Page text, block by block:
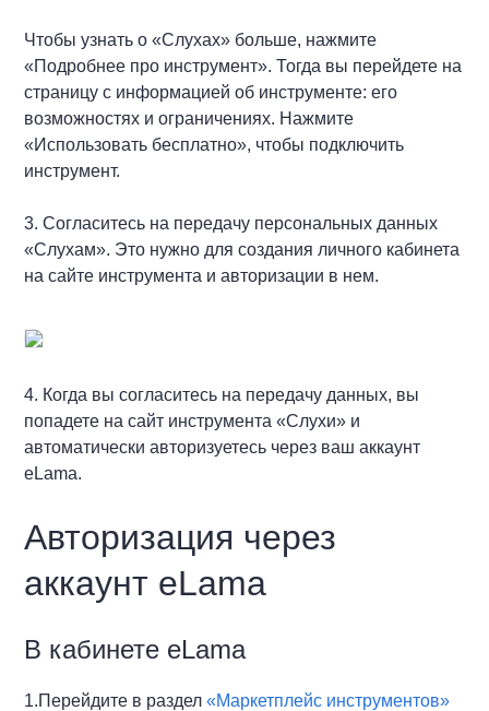
Чтобы узнать о «Слухах» больше, нажмите
«Подробнее про инструмент». Тогда вы перейдете на
страницу с информацией об инструменте: его
возможностях и ограничениях. Нажмите
«Использовать бесплатно», чтобы подключить
инструмент.
3. Согласитесь на передачу персональных данных
«Слухам». Это нужно для создания личного кабинета
на сайте инструмента и авторизации в нем.
4. Когда вы согласитесь на передачу данных, вы
попадете на сайт инструмента «Слухи» и
автоматически авторизуетесь через ваш аккаунт
eLama.
Авторизация через
аккаунт eLama
В кабинете eLama
1.Перейдите в раздел«Маркетплейс инструментов»